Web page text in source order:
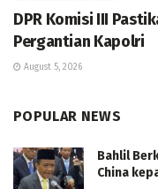
DPR Komisi III
Pergantian Kapolri
August 5, 2026
POPULAR NEWS
Bahlil
China